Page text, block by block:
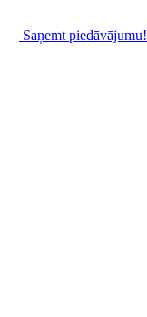
Saņemt piedāvājumu!